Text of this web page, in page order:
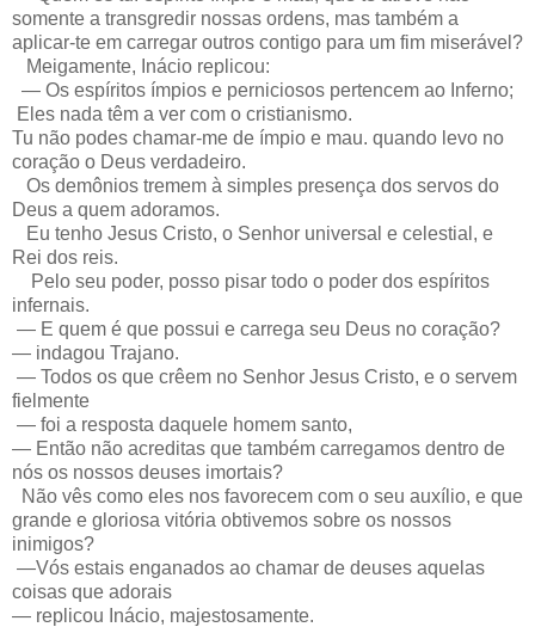
somente a transgredir nossas ordens, mas também a
aplicar-te em carregar outros contigo para um fim miserável?
Meigamente, Inácio replicou:
— Os espíritos ímpios e perniciosos pertencem ao Inferno;
Eles nada têm a ver com o cristianismo.
Tu não podes chamar-me de ímpio e mau. quando levo no
coração o Deus verdadeiro.
Os demônios tremem à simples presença dos servos do
Deus a quem adoramos.
Eu tenho Jesus Cristo, o Senhor universal e celestial, e
Rei dos reis.
Pelo seu poder, posso pisar todo o poder dos espíritos
infernais.
— E quem é que possui e carrega seu Deus no coração?
— indagou Trajano.
— Todos os que crêem no Senhor Jesus Cristo, e o servem
fielmente
— foi a resposta daquele homem santo,
— Então não acreditas que também carregamos dentro de
nós os nossos deuses imortais?
Não vês como eles nos favorecem com o seu auxílio, e que
grande e gloriosa vitória obtivemos sobre os nossos
inimigos?
—Vós estais enganados ao chamar de deuses aquelas
coisas que adorais
— replicou Inácio, majestosamente.